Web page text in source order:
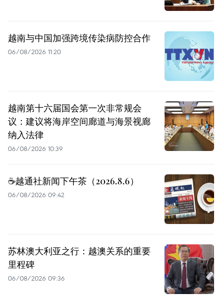
越南与中国加强跨境传染病防控合作
06/08/2026 11:20
越南第十六届国会第一次非常规会
议：建议将海岸空间廊道与海景视廊
纳入法律
06/08/2026 10:39
☕️越通社新闻下午茶（2026.8.6）
06/08/2026 09:42
苏林澳大利亚之行：越澳关系的重要
里程碑
06/08/2026 09:36